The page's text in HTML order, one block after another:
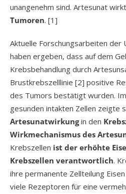
unangenehm sind. Artesunat
Tumoren. [1]
Aktuelle Forschungsarbeiten
haben ergeben, dass auf dem
Krebsbehandlung durch
Brustkrebszelllinie [2] positive
des Tumors bestätigt wurden.
gesunden intakten Zellen zeigte
Artesunatwirkungin den
Wirkmechanismus des
Krebszellen ist der erhöhte
Krebszellen verantwortlich.
ihre permanente Zellteilung
viele Rezeptoren für eine